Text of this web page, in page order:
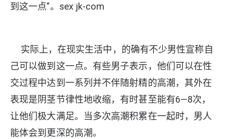
到这一点”。sex jk-com
实际上，在现实生活中，的确有不少男性宣称自
己可以做到这一点。有些男子表示，他们可以在性
交过程中达到一系列并不伴随射精的高潮，其外在
表现是阴茎节律性地收缩，有时甚至能有6—8次，
让他们极大满足。当多次高潮积累在一起时，男人
能体会到更深的高潮。